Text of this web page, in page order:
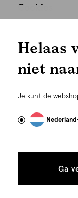
gebruiken wij
om
tonen
Cookies
Helaas
niet
Je kunt de
Nederland
Ga